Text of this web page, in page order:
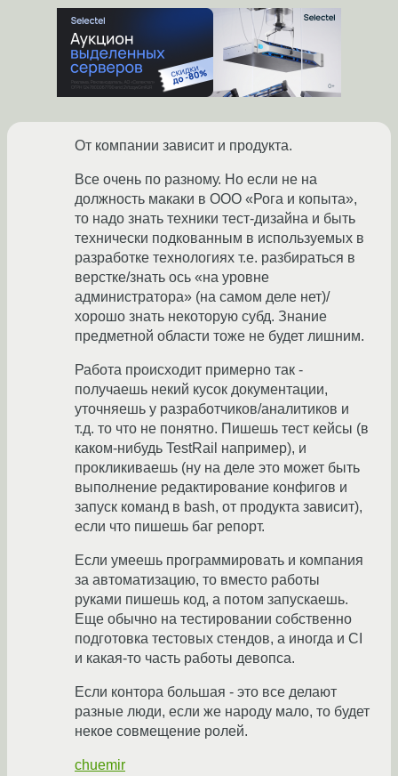
От компании зависит и продукта.
Все очень по разному. Но если не на
должность макаки в ООО «Рога и копыта»,
то надо знать техники тест-дизайна и быть
технически подкованным в используемых в
разработке технологиях т.е. разбираться в
верстке/знать ось «на уровне
администратора» (на самом деле нет)/
хорошо знать некоторую субд. Знание
предметной области тоже не будет лишним.
Работа происходит примерно так -
получаешь некий кусок документации,
уточняешь у разработчиков/аналитиков и
т.д. то что не понятно. Пишешь тест кейсы (в
каком-нибудь TestRail например), и
прокликиваешь (ну на деле это может быть
выполнение редактирование конфигов и
запуск команд в bash, от продукта зависит),
если что пишешь баг репорт.
Если умеешь программировать и компания
за автоматизацию, то вместо работы
руками пишешь код, а потом запускаешь.
Еще обычно на тестировании собственно
подготовка тестовых стендов, а иногда и CI
и какая-то часть работы девопса.
Если контора большая - это все делают
разные люди, если же народу мало, то будет
некое совмещение ролей.
chuemir